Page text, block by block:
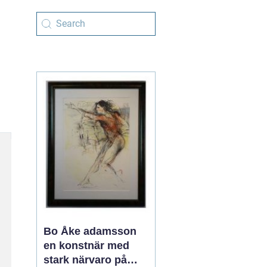
Bo Åke adamsson
en konstnär med
stark närvaro på